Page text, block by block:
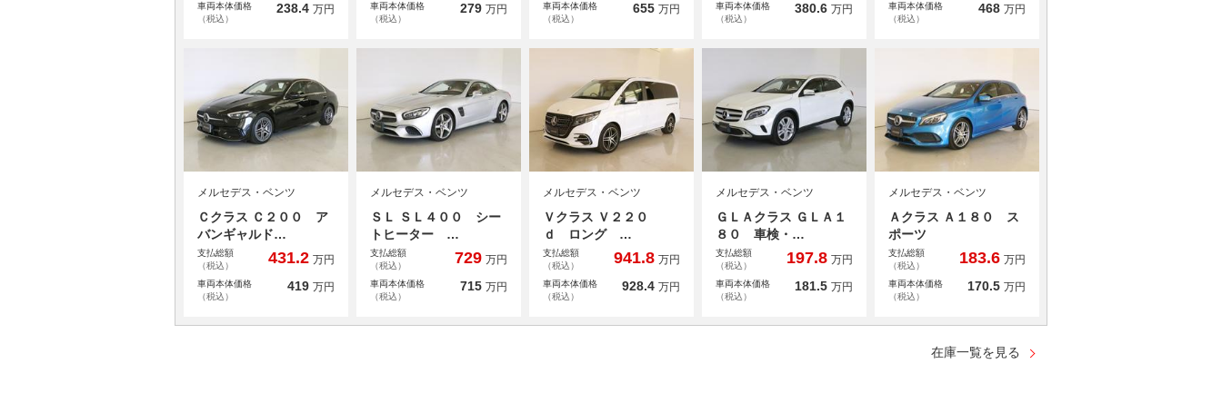
車両本体価格
（税込）
238.4 万円
車両本体価格
（税込）
279 万円
車両本体価格
（税込）
655 万円
車両本体価格
（税込）
380.6 万円
車両本体価格
（税込）
468 万円
メルセデス・ベンツ
Ｃクラス Ｃ２００ ア
バンギャルド…
支払総額
（税込）
431.2 万円
車両本体価格
（税込）
419 万円
メルセデス・ベンツ
ＳＬ ＳＬ４００ シー
トヒーター …
支払総額
（税込）
729 万円
車両本体価格
（税込）
715 万円
メルセデス・ベンツ
Ｖクラス Ｖ２２０
ｄ ロング …
支払総額
（税込）
941.8 万円
車両本体価格
（税込）
928.4 万円
メルセデス・ベンツ
ＧＬＡクラス ＧＬＡ１
８０ 車検・…
支払総額
（税込）
197.8 万円
車両本体価格
（税込）
181.5 万円
メルセデス・ベンツ
Ａクラス Ａ１８０ ス
ポーツ
支払総額
（税込）
183.6 万円
車両本体価格
（税込）
170.5 万円
在庫一覧を見る